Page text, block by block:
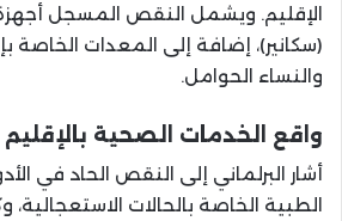
الإقليم. ويشمل النقص المسجل أجهزة
(سكانير)، إضافة إلى المعدات الخاصة
والنساء الحوامل.
واقع الخدمات الصحية بالإقليم
أشار البرلماني إلى النقص الحاد في
الطبية الخاصة بالحالات